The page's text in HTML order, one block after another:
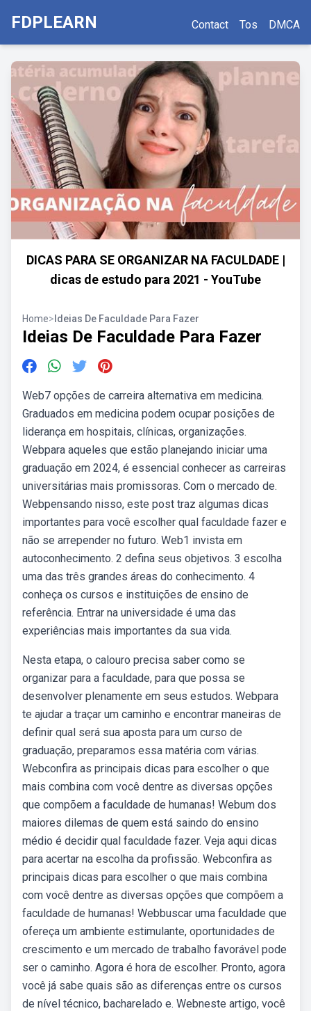
FDPLEARN Contact Tos DMCA
DICAS PARA SE ORGANIZAR NA FACULDADE |
dicas de estudo para 2021 - YouTube
Home> Ideias De Faculdade Para Fazer
Ideias De Faculdade Para Fazer
Web7 opções de carreira alternativa em medicina.
Graduados em medicina podem ocupar posições de
liderança em hospitais, clínicas, organizações.
Webpara aqueles que estão planejando iniciar uma
graduação em 2024, é essencial conhecer as carreiras
universitárias mais promissoras. Com o mercado de.
Webpensando nisso, este post traz algumas dicas
importantes para você escolher qual faculdade fazer e
não se arrepender no futuro. Web1 invista em
autoconhecimento. 2 defina seus objetivos. 3 escolha
uma das três grandes áreas do conhecimento. 4
conheça os cursos e instituições de ensino de
referência. Entrar na universidade é uma das
experiências mais importantes da sua vida.
Nesta etapa, o calouro precisa saber como se
organizar para a faculdade, para que possa se
desenvolver plenamente em seus estudos. Webpara
te ajudar a traçar um caminho e encontrar maneiras de
definir qual será sua aposta para um curso de
graduação, preparamos essa matéria com várias.
Webconfira as principais dicas para escolher o que
mais combina com você dentre as diversas opções
que compõem a faculdade de humanas! Webum dos
maiores dilemas de quem está saindo do ensino
médio é decidir qual faculdade fazer. Veja aqui dicas
para acertar na escolha da profissão. Webconfira as
principais dicas para escolher o que mais combina
com você dentre as diversas opções que compõem a
faculdade de humanas! Webbuscar uma faculdade que
ofereça um ambiente estimulante, oportunidades de
crescimento e um mercado de trabalho favorável pode
ser o caminho. Agora é hora de escolher. Pronto, agora
você já sabe quais são as diferenças entre os cursos
de nível técnico, bacharelado e. Webneste artigo, você